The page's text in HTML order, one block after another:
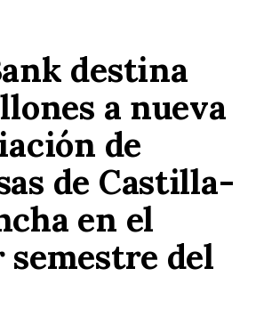
destina
a nueva
de
de Castilla-
en el
del